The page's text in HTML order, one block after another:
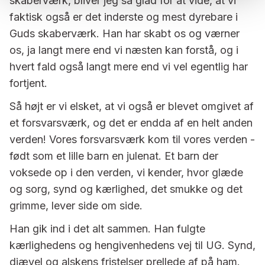
faktisk også er det inderste og mest dyrebare i
Guds skaberværk. Han har skabt os og værner
os, ja langt mere end vi næsten kan forstå, og i
hvert fald også langt mere end vi vel egentlig har
fortjent.
Så højt er vi elsket, at vi også er blevet omgivet af
et forsvarsværk, og det er endda af en helt anden
verden! Vores forsvarsværk kom til vores verden -
født som et lille barn en julenat. Et barn der
voksede op i den verden, vi kender, hvor glæde
og sorg, synd og kærlighed, det smukke og det
grimme, lever side om side.
Han gik ind i det alt sammen. Han fulgte
kærlighedens og hengivenhedens vej til UG. Synd,
djævel og alskens fristelser prellede af på ham.